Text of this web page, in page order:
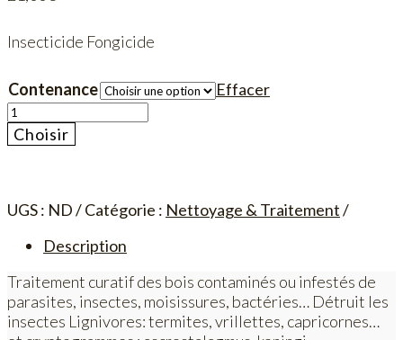
Insecticide Fongicide
Contenance
Effacer
quantité
de
Insecticide
Les
Nordin
Choisir
UGS : ND Catégorie : Nettoyage & Traitement
Description
Traitement curatif des bois contaminés ou infestés de
parasites, insectes, moisissures, bactéries… Détruit les
insectes Lignivores: termites, vrillettes, capricornes…